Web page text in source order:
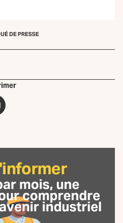
DE PRESSE
mois, une
comprendre
industriel